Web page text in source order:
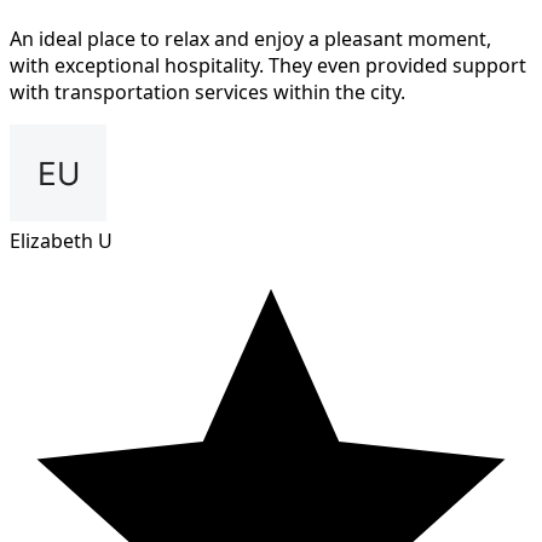
An ideal place to relax and enjoy a pleasant moment,
with exceptional hospitality. They even provided support
with transportation services within the city.
Elizabeth U